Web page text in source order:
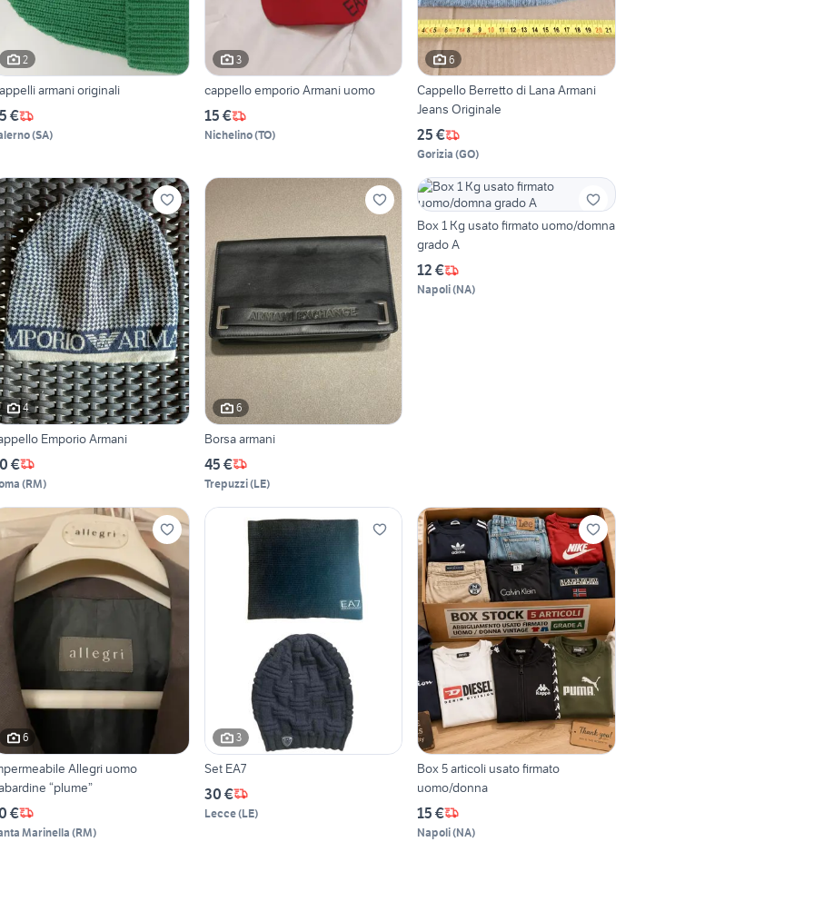
2
armani originali
€
(SA)
3
cappello emporio Armani uomo
15 €
Nichelino(TO)
6
Cappello Berretto di Lana Armani
Jeans Originale
25 €
Gorizia (GO)
4
Emporio Armani
€
(RM)
6
Borsa armani
45 €
Trepuzzi(LE)
Box 1 Kg usato firmato uomo/domna
grado A
12 €
Napoli(NA)
6
Allegri uomo
“plume”
€
Marinella (RM)
3
Set EA7
30 €
Lecce(LE)
Box 5 articoli usato firmato
uomo/donna
15 €
Napoli(NA)